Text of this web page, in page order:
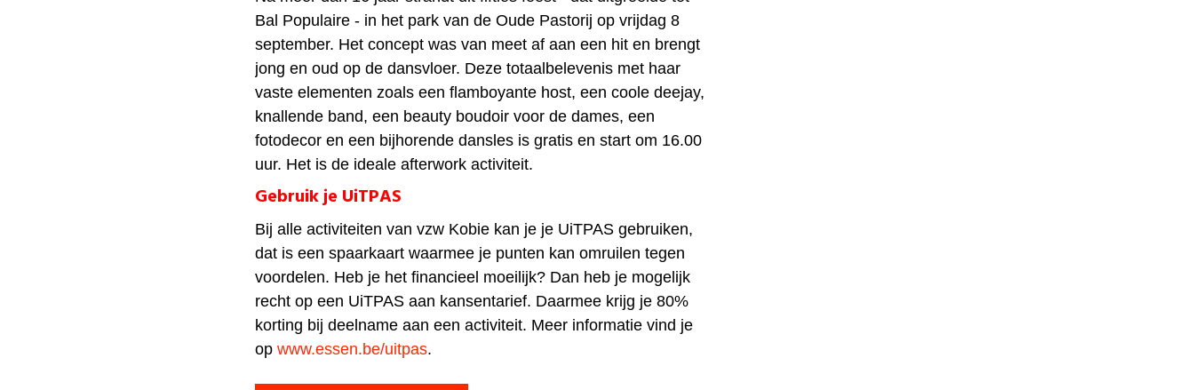
Bal Populaire - in het park van de Oude Pastorij op vrijdag 8
september. Het concept was van meet af aan een hit en brengt
jong en oud op de dansvloer. Deze totaalbelevenis met haar
vaste elementen zoals een flamboyante host, een coole deejay,
knallende band, een beauty boudoir voor de dames, een
fotodecor en een bijhorende dansles is gratis en start om 16.00
uur. Het is de ideale afterwork activiteit.
Gebruik je UiTPAS
Bij alle activiteiten van vzw Kobie kan je je UiTPAS gebruiken,
dat is een spaarkaart waarmee je punten kan omruilen tegen
voordelen. Heb je het financieel moeilijk? Dan heb je mogelijk
recht op een UiTPAS aan kansentarief. Daarmee krijg je 80%
korting bij deelname aan een activiteit. Meer informatie vind je
opwww.essen.be/uitpas.